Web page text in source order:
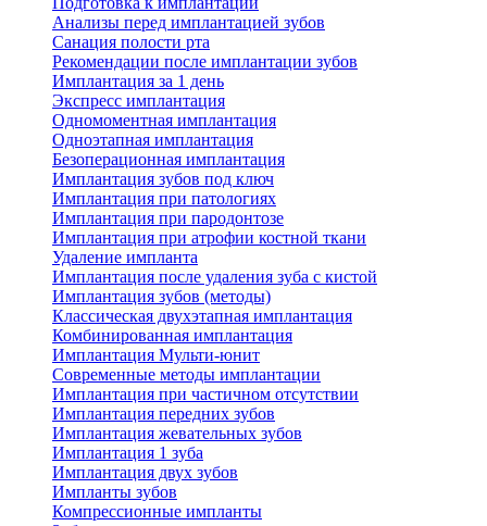
Анализы перед имплантацией зубов
Санация полости рта
Рекомендации после имплантации зубов
Имплантация за 1 день
Экспресс имплантация
Одномоментная имплантация
Одноэтапная имплантация
Безоперационная имплантация
Имплантация зубов под ключ
Имплантация при патологиях
Имплантация при пародонтозе
Имплантация при атрофии костной ткани
Удаление импланта
Имплантация после удаления зуба с кистой
Имплантация зубов (методы)
Классическая двухэтапная имплантация
Комбинированная имплантация
Имплантация Мульти-юнит
Современные методы имплантации
Имплантация при частичном отсутствии
Имплантация передних зубов
Имплантация жевательных зубов
Имплантация 1 зуба
Имплантация двух зубов
Импланты зубов
Компрессионные импланты